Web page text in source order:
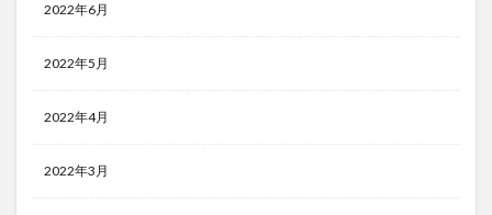
2022年6月
2022年5月
2022年4月
2022年3月